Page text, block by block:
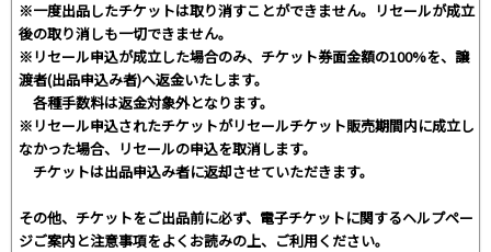
※一度出品したチケットは取り消すことができません。リセールが成立
後の取り消しも一切できません。
※リセール申込が成立した場合のみ、チケット券面金額の100%を、譲
渡者(出品申込み者)へ返金いたします。
各種手数料は返金対象外となります。
※リセール申込されたチケットがリセールチケット販売期間内に成立し
なかった場合、リセールの申込を取消します。
チケットは出品申込み者に返却させていただきます。
その他、チケットをご出品前に必ず、電子チケットに関するヘルプペー
ジご案内と注意事項をよくお読みの上、ご利用ください。